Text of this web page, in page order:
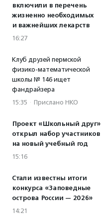
включили в перечень
жизненно необходимых
и важнейших лекарств
16:27
Клуб друзей пермской
физико-математической
школы № 146 ищет
фандрайзера
15:35 · Прислано НКО
Проект «Школьный друг»
открыл набор участников
на новый учебный год
15:16
Стали известны итоги
конкурса «Заповедные
острова России — 2026»
14:21